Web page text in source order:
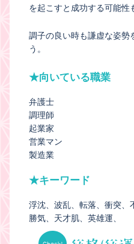
を起こすと成功する可能性
調子の良い時も謙虚な姿勢
う。
★向いている職業
弁護士
調理師
起業家
営業マン
製造業
★キーワード
浮沈 波乱 転落 衝突
勝気
天才肌 英雄運